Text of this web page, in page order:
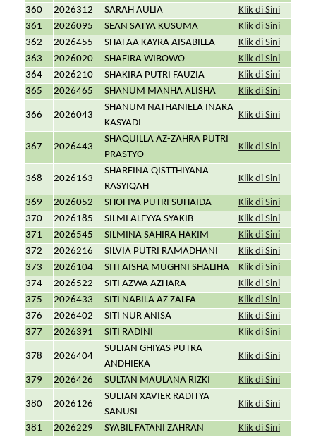
360
2026312 SARAH AULIA
Klik di Sini
361
2026095 SEAN SATYA KUSUMA
Klik di Sini
362
2026455 SHAFAA KAYRA AISABILLA
Klik di Sini
363
2026020 SHAFIRA WIBOWO
Klik di Sini
364
2026210 SHAKIRA PUTRI FAUZIA
Klik di Sini
365
2026465 SHANUM MANHA ALISHA Klik di Sini
366 2026043
SHANUM NATHANIELA INARA
KASYADI
Klik di Sini
367 2026443
SHAQUILLA AZ-ZAHRA PUTRI
PRASTYO
Klik di Sini
368 2026163
SHARFINA QISTTHIYANA
RASYIQAH
Klik di Sini
369 2026052 SHOFIYA PUTRI SUHAIDA
Klik di Sini
370
2026185 SILMI ALEYYA SYAKIB
Klik di Sini
371
2026545 SILMINA SAHIRA HAKIM
Klik di Sini
372
2026216 SILVIA PUTRI RAMADHANI
Klik di Sini
373
2026104 SITI AISHA MUGHNI SHALIHA
Klik di Sini
374
2026522 SITI AZWA AZHARA
Klik di Sini
375
2026433 SITI NABILA AZ ZALFA
Klik di Sini
376
2026402 SITI NUR ANISA
Klik di Sini
377
2026391 SITI RADINI Klik di Sini
378 2026404
SULTAN GHIYAS PUTRA
ANDHIEKA
Klik di Sini
379 2026426 SULTAN MAULANA RIZKI Klik di Sini
380 2026126
SULTAN XAVIER RADITYA
SANUSI
Klik di Sini
381 2026229 SYABIL FATANI ZAHRAN Klik di Sini